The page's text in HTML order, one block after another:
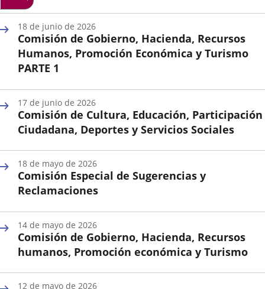
Fecha
la
Sesión
Comisión de Gobierno, Hacienda, Recursos
Humanos, Promoción Económica y Turismo
PARTE 1
la
Sesión
18 de junio de 2026
Comisión de Cultura, Educación, Participación
Ciudadana, Deportes y Servicios Sociales
la
Sesión
17 de junio de 2026
Comisión Especial de Sugerencias y
Reclamaciones
la
Sesión
18 de mayo de 2026
Comisión de Gobierno, Hacienda, Recursos
humanos, Promoción económica y Turismo
14 de mayo de 2026
12 de mayo de 2026